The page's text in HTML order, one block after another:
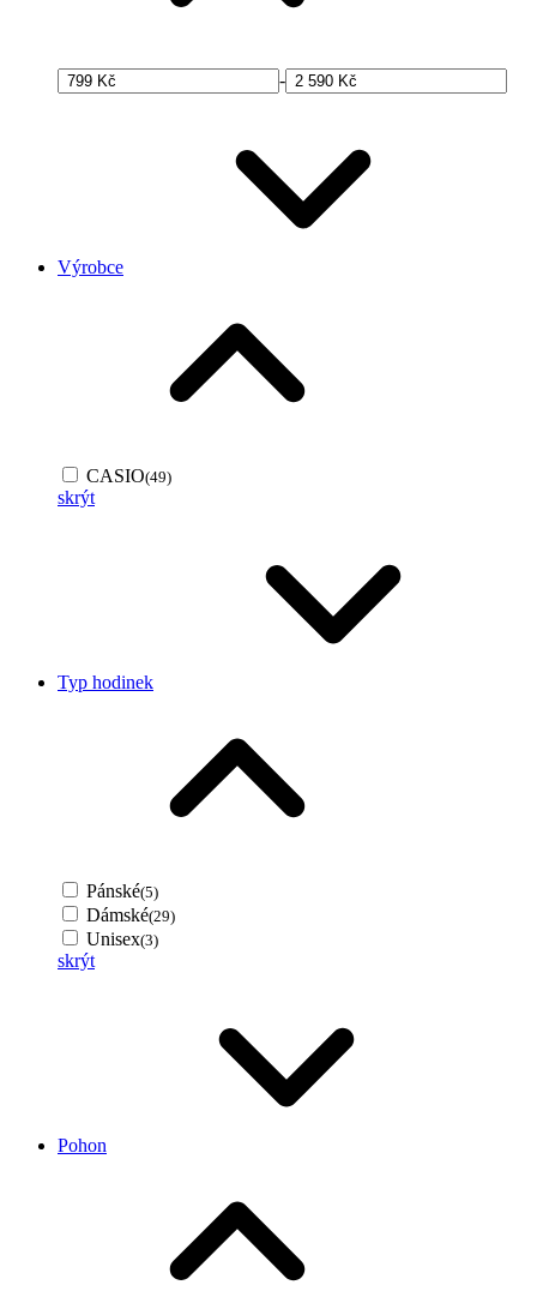
-
Výrobce
CASIO(49)
skrýt
Typ hodinek
Pánské(5)
Dámské(29)
Unisex(3)
skrýt
Pohon